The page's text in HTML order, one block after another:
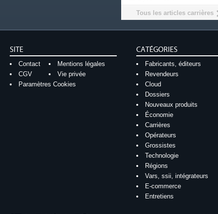
Tous les articles carrières
SITE
Contact
Mentions légales
CGV
Vie privée
Paramètres Cookies
CATÉGORIES
Fabricants, éditeurs
Revendeurs
Cloud
Dossiers
Nouveaux produits
Économie
Carrières
Opérateurs
Grossistes
Technologie
Régions
Vars, ssii, intégrateurs
E-commerce
Entretiens